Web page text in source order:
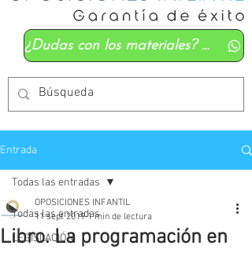
¿Dudas con los materiales? Mándanos un whatsapp
Entrada
Todas las entradas
LEGISLACIÓN
Todas las entradas
Libro. La programación en
OPOSICIONES INFANTIL
11 sept 2019 1 min de lectura